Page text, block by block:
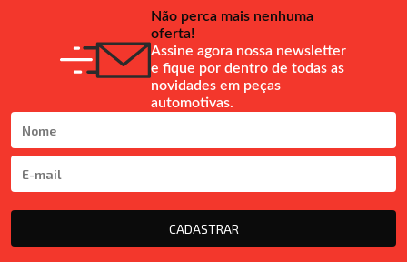
Não perca mais nenhuma
oferta!
Assine agora nossa newsletter
e fique por dentro de todas as
novidades em peças
automotivas.
CADASTRAR